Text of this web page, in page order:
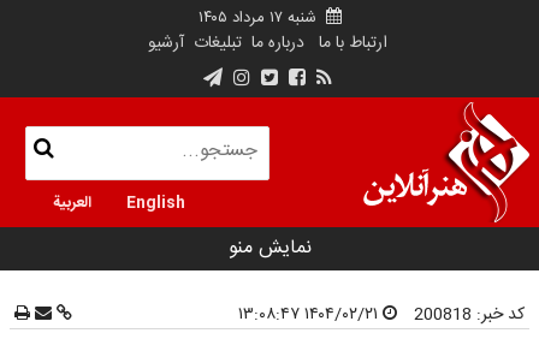
شنبه ۱۷ مرداد ۱۴۰۵
ارتباط با ما درباره ما تبلیغات آرشیو
English العربية
نمایش منو
کد خبر: 200818